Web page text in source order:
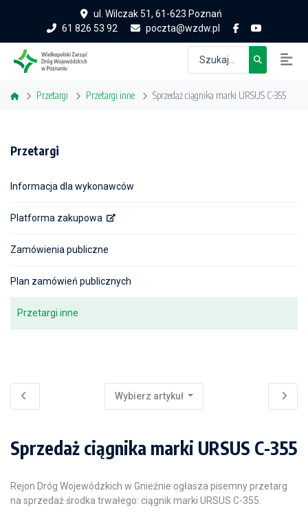
ul. Wilczak 51, 61-623 Poznań
61 826 53 92
poczta@wzdw.pl
Przetargi Przetargi inne Sprzedaż ciągnika marki URSUS C-355
Przetargi
Informacja dla wykonawców
Platforma zakupowa
Zamówienia publiczne
Plan zamówień publicznych
Przetargi inne
Wybierz artykuł
Sprzedaż ciągnika marki URSUS C-355
Rejon Dróg Wojewódzkich w Gnieźnie ogłasza pisemny przetarg
na sprzedaż środka trwałego: ciągnik marki URSUS C-355.